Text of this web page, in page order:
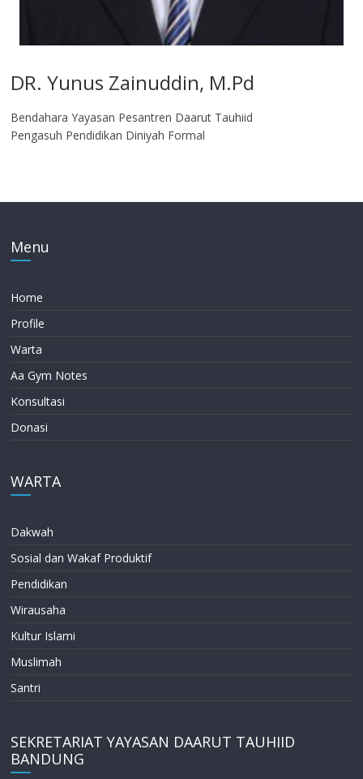
DR. Yunus Zainuddin, M.Pd
Bendahara Yayasan Pesantren Daarut Tauhiid
Pengasuh Pendidikan Diniyah Formal
Menu
Home
Profile
Warta
Aa Gym Notes
Konsultasi
Donasi
WARTA
Dakwah
Sosial dan Wakaf Produktif
Pendidikan
Wirausaha
Kultur Islami
Muslimah
Santri
SEKRETARIAT YAYASAN DAARUT TAUHIID
BANDUNG